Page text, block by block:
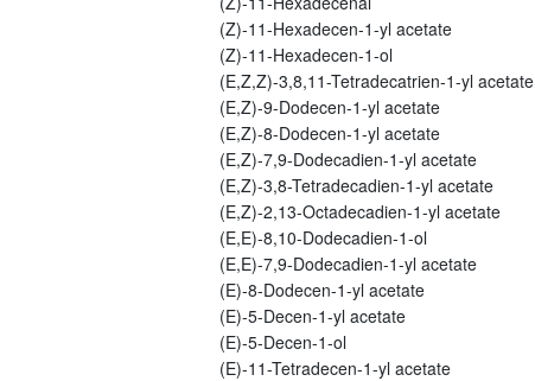
(Z)-11-Hexadecen-1-yl acetate
(Z)-11-Hexadecen-1-ol
(E,Z,Z)-3,8,11-Tetradecatrien-1-yl acetate
(E,Z)-9-Dodecen-1-yl acetate
(E,Z)-8-Dodecen-1-yl acetate
(E,Z)-7,9-Dodecadien-1-yl acetate
(E,Z)-3,8-Tetradecadien-1-yl acetate
(E,Z)-2,13-Octadecadien-1-yl acetate
(E,E)-8,10-Dodecadien-1-ol
(E,E)-7,9-Dodecadien-1-yl acetate
(E)-8-Dodecen-1-yl acetate
(E)-5-Decen-1-yl acetate
(E)-5-Decen-1-ol
(E)-11-Tetradecen-1-yl acetate